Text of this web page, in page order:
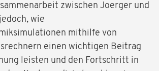
zwischen Joerger und
wie
mithilfe von
einen wichtigen Beitrag
leisten und den Fortschritt in